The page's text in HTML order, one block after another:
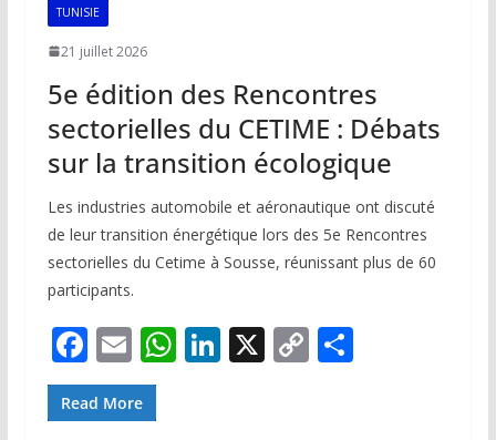
TUNISIE
21 juillet 2026
5e édition des Rencontres
sectorielles du CETIME : Débats
sur la transition écologique
Les industries automobile et aéronautique ont discuté
de leur transition énergétique lors des 5e Rencontres
sectorielles du Cetime à Sousse, réunissant plus de 60
participants.
F
ac
e
E
m
ai
W
h
Li
n
X C
o
P
Read More